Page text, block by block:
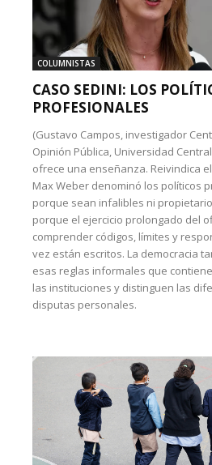
COLUMNISTAS
CASO SEDINI: LOS
PROFESIONALES
(Gustavo Campos, investigador
Opinión Pública, Universidad
ofrece una enseñanza. Reivindica
Max Weber denominó los políticos
porque sean infalibles ni
porque el ejercicio prolongado del
comprender códigos, límites y
vez están escritos. La democracia
esas reglas informales que
las instituciones y distinguen las
disputas personales.